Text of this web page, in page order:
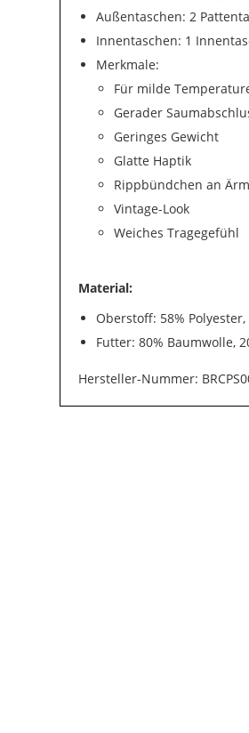
Außentaschen: 2
Innentaschen: 1
Merkmale:
Für milde
Gerader
Geringes Gewicht
Glatte Haptik
Rippbündchen an
Vintage-Look
Weiches Tragegefühl
Material:
Oberstoff: 58%
Futter: 80% Baumwolle,
Hersteller-Nummer: